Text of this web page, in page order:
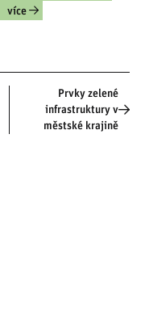
více
Prvky zelené
infrastruktury v
městské krajině